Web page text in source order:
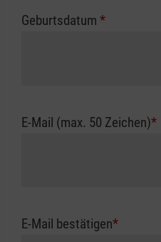
Geburtsdatum *
E-Mail (max. 50 Zeichen)*
E-Mail bestätigen*